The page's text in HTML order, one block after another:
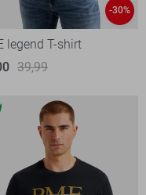
-30%
legend T-shirt
39,99